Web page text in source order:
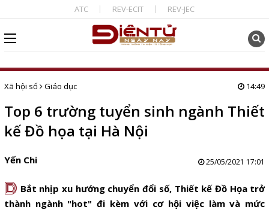
ATC REV-ECIT REV-JEC
Xã hội số Giáo dục 14:49
Top 6 trường tuyển sinh ngành Thiết
kế Đồ họa tại Hà Nội
Yến Chi 25/05/2021 17:01
D Bắt nhịp xu hướng chuyển đổi số, Thiết kế Đồ Họa trở
thành ngành "hot" đi kèm với cơ hội việc làm và mức